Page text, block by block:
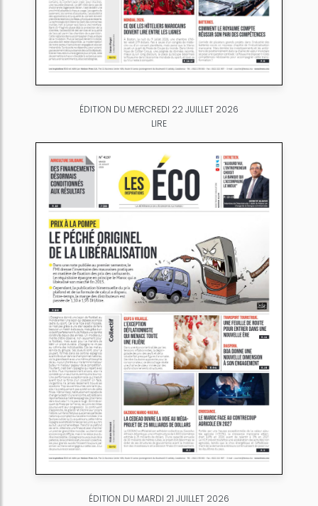
ÉDITION DU MERCREDI 22 JUILLET 2026
LIRE
ÉDITION DU MARDI 21 JUILLET 2026